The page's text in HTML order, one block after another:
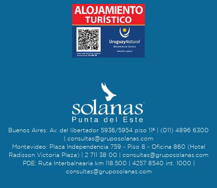
Buenos Aires: Av. del libertador 5936/5954 piso 11º | (011) 4896 6300
consultas@gruposolanas.com
Montevideo: Plaza Independencia 759 - Piso 8 - Oficina 860 (Hotel
Radisson Victoria Plaza) | 2 711 38 00 | consultas@gruposolanas.com
PDE: Ruta Interbalnearia km 118.500 | 4257 8540 int. 1000 |
consultas@gruposolanas.com